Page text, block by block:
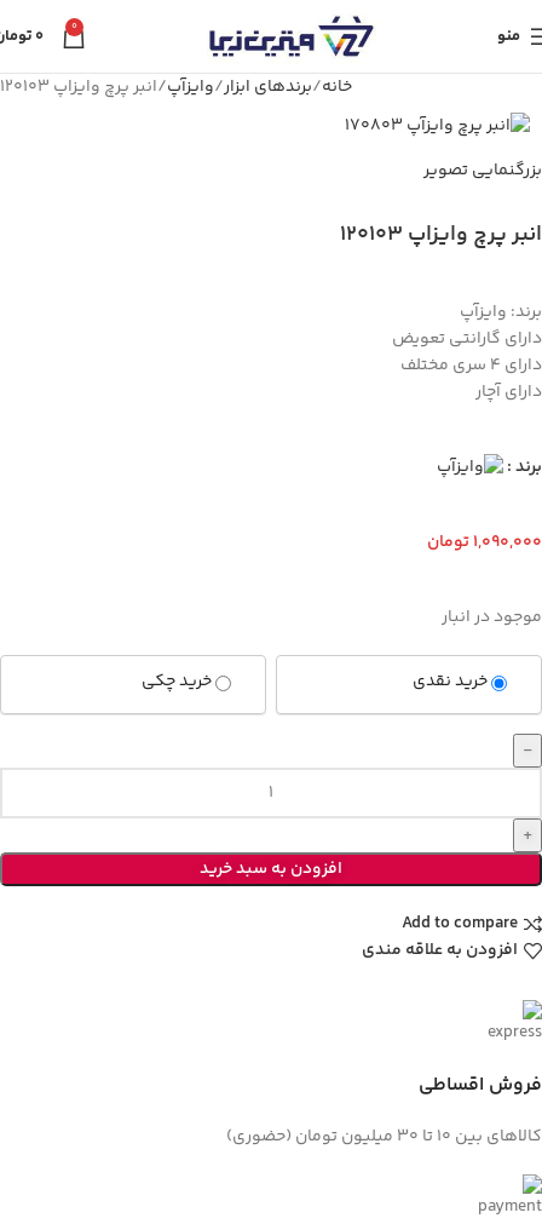
منو 0
0
خانه برندهای ابزار وایزآپ انبر پرچ وایزاپ 120103
بزرگنمایی تصویر
انبر پرچ وایزاپ 120103
برند: وایزآپ
دارای گارانتی تعویض
دارای 4 سری مختلف
دارای آچار
برند :
1,090,000تومان
موجود در انبار
خرید چکی خرید نقدی
افزودن به سبد خرید
Add to compare
افزودن به علاقه مندی
فروش اقساطی
کالاهای بین ۱۰ تا ۳۰ میلیون تومان (حضوری)